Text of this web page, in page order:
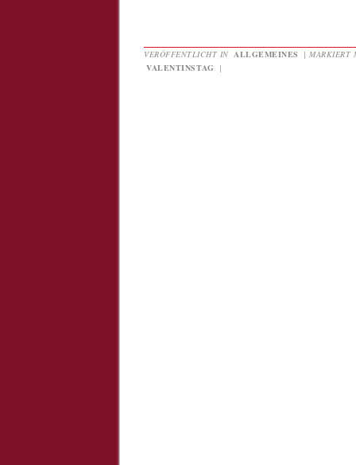
VERÖFFENTLICHT IN ALLGEMEINES | MARKIERT
VALENTINSTAG
|